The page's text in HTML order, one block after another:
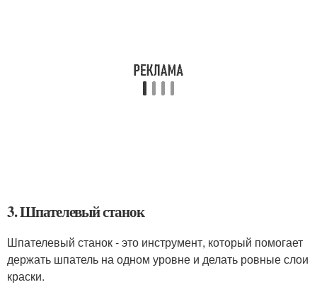
3. Шпателевый станок
Шпателевый станок - это инструмент, который помогает
держать шпатель на одном уровне и делать ровные слои
краски.